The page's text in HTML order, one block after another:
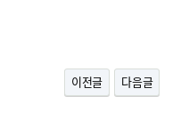
이전글 다음글